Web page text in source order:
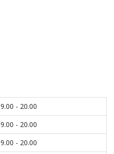
9.00 - 20.00
9.00 - 20.00
9.00 - 20.00